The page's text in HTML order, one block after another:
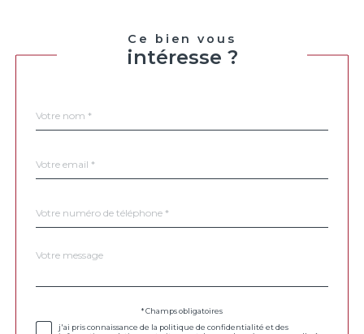
Ce bien vous
intéresse ?
par
*
*
*
Fieldset
Message
*
* Champs obligatoires
j'ai pris connaissance de la politique de confidentialité et des